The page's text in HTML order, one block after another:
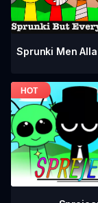
Sprunki Men